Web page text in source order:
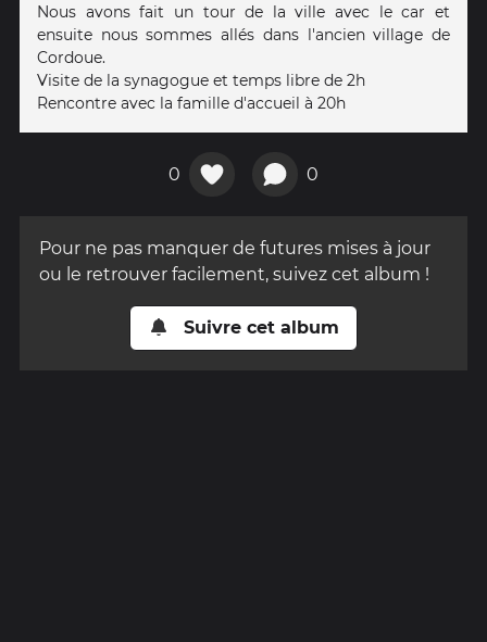
Nous avons fait un tour de la ville avec le car et
ensuite nous sommes allés dans l'ancien village de
Cordoue.
Visite de la synagogue et temps libre de 2h
Rencontre avec la famille d'accueil à 20h
0 0
Pour ne pas manquer de futures mises à jour
ou le retrouver facilement, suivez cet album !
Suivre cet album